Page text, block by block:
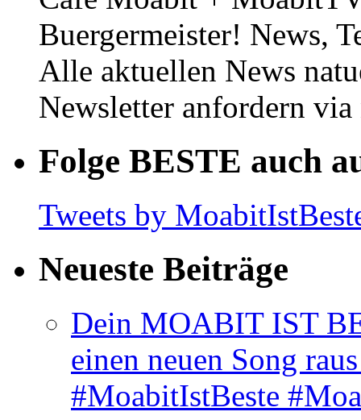
Buergermeister! News,
Alle aktuellen News
Newsletter anfordern
Folge BESTE auch
Tweets by
Neueste Beiträge
Dein MOABIT IST
einen neuen Song
#MoabitIstBeste